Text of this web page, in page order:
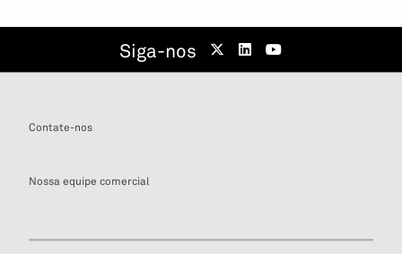
Siga-nos
Contate-nos
Nossa equipe comercial